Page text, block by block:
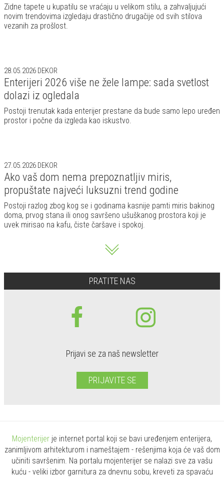
Zidne tapete u kupatilu se vraćaju u velikom stilu, a zahvaljujući
novim trendovima izgledaju drastično drugačije od svih stilova
vezanih za prošlost.
28.05.2026 DEKOR
Enterijeri 2026 više ne žele lampe: sada svetlost
dolazi iz ogledala
Postoji trenutak kada enterijer prestane da bude samo lepo uređen
prostor i počne da izgleda kao iskustvo.
27.05.2026 DEKOR
Ako vaš dom nema prepoznatljiv miris,
propuštate najveći luksuzni trend godine
Postoji razlog zbog kog se i godinama kasnije pamti miris bakinog
doma, prvog stana ili onog savršeno ušuškanog prostora koji je
uvek mirisao na kafu, čiste čaršave i spokoj.
PRATITE NAS
Prijavi se za naš newsletter
PRIJAVITE SE
Mojenterijer je internet portal koji se bavi uređenjem enterijera,
zanimljivom arhitekturom i nameštajem - rešenjima koja će vaš dom
učiniti savršenim. Na portalu mojenterijer se nalazi sve za vašu
kuću - veliki izbor garnitura za dnevnu sobu, kreveti za spavaću